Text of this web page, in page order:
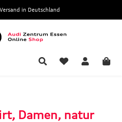
in Deutschland
Damen, natur